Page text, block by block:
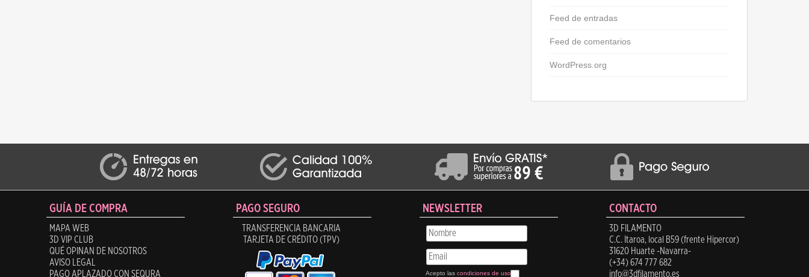
Feed de entradas
Feed de comentarios
WordPress.org
GUÍA DE COMPRA
MAPA WEB
3D VIP CLUB
QUÉ OPINAN DE NOSOTROS
AVISO LEGAL
PAGO APLAZADO CON SEQURA
PAGO SEGURO
TRANSFERENCIA BANCARIA
TARJETA DE CRÉDITO (TPV)
NEWSLETTER
Acepto las condiciones de uso
CONTACTO
3D FILAMENTO
C.C. Itaroa, local B59 (frente Hipercor)
31620 Huarte -Navarra-
(+34) 674 777 682
info@3dfilamento.es